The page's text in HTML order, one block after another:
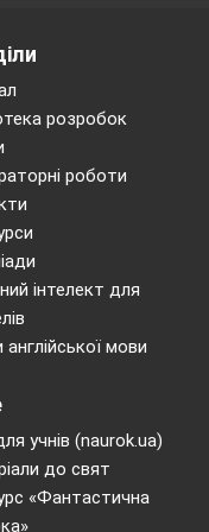
Софії
розповів про
найняв для
і домоглася
спливають
найважче
теми і
справжніми
через
квадрат
розробок
роботи
інтелект для
англійської мови
учнів (naurok.ua)
до свят
«Фантастична